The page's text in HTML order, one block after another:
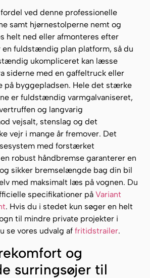
ved denne professionelle
samt hjørnestolperne nemt og
helt ned eller afmonteres efter
en fuldstændig plan platform, så du
ukompliceret kan læsse
siderne med en gaffeltruck eller
på byggepladsen. Hele det stærke
er fuldstændig varmgalvaniseret,
og langvarig
vejsalt, stenslag og det
vejr i mange år fremover. Det
med forstærket
robust håndbremse garanterer en
sikker bremselængde bag din bil
med maksimalt læs på vognen. Du
specifikationer på Variant
. Hvis du i stedet kun søger en helt
til mindre private projekter i
se vores udvalg af fritidstrailer.
og
surringsøjer til